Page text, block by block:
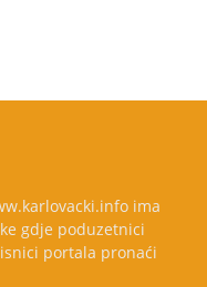
ima
gdje poduzetnici
portala pronaći